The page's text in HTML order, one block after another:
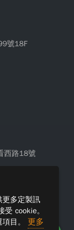
號18F
西路18號
更多定製訊
受 cookie。
目。 更多